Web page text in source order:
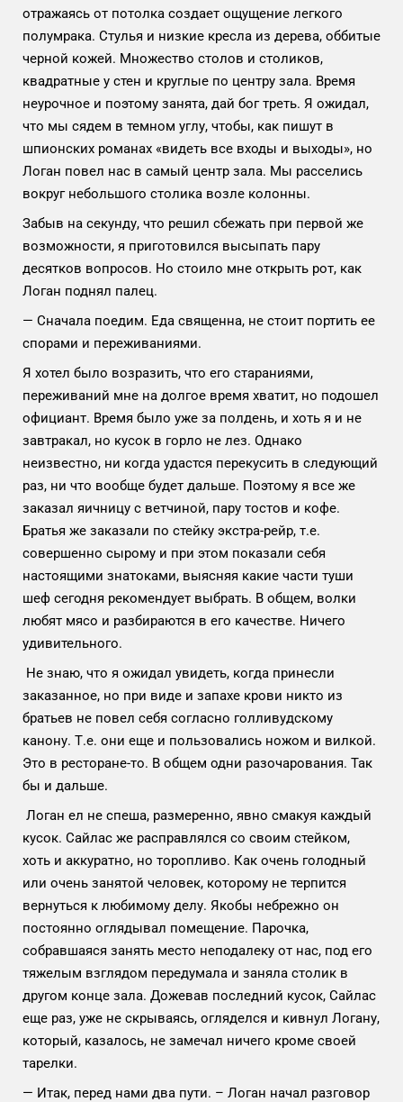
отражаясь от потолка создает ощущение легкого
полумрака. Стулья и низкие кресла из дерева, оббитые
черной кожей. Множество столов и столиков,
квадратные у стен и круглые по центру зала. Время
неурочное и поэтому занята, дай бог треть. Я ожидал,
что мы сядем в темном углу, чтобы, как пишут в
шпионских романах «видеть все входы и выходы», но
Логан повел нас в самый центр зала. Мы расселись
вокруг небольшого столика возле колонны.
Забыв на секунду, что решил сбежать при первой же
возможности, я приготовился высыпать пару
десятков вопросов. Но стоило мне открыть рот, как
Логан поднял палец.
— Сначала поедим. Еда священна, не стоит портить ее
спорами и переживаниями.
Я хотел было возразить, что его стараниями,
переживаний мне на долгое время хватит, но подошел
официант. Время было уже за полдень, и хоть я и не
завтракал, но кусок в горло не лез. Однако
неизвестно, ни когда удастся перекусить в следующий
раз, ни что вообще будет дальше. Поэтому я все же
заказал яичницу с ветчиной, пару тостов и кофе.
Братья же заказали по стейку экстра-рейр, т.е.
совершенно сырому и при этом показали себя
настоящими знатоками, выясняя какие части туши
шеф сегодня рекомендует выбрать. В общем, волки
любят мясо и разбираются в его качестве. Ничего
удивительного.
Не знаю, что я ожидал увидеть, когда принесли
заказанное, но при виде и запахе крови никто из
братьев не повел себя согласно голливудскому
канону. Т.е. они еще и пользовались ножом и вилкой.
Это в ресторане-то. В общем одни разочарования. Так
бы и дальше.
Логан ел не спеша, размеренно, явно смакуя каждый
кусок. Сайлас же расправлялся со своим стейком,
хоть и аккуратно, но торопливо. Как очень голодный
или очень занятой человек, которому не терпится
вернуться к любимому делу. Якобы небрежно он
постоянно оглядывал помещение. Парочка,
собравшаяся занять место неподалеку от нас, под его
тяжелым взглядом передумала и заняла столик в
другом конце зала. Дожевав последний кусок, Сайлас
еще раз, уже не скрываясь, огляделся и кивнул Логану,
который, казалось, не замечал ничего кроме своей
тарелки.
— Итак, перед нами два пути. – Логан начал разговор